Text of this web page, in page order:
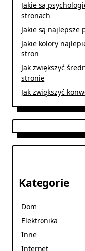
Jakie są
stronach
Jakie są najlepsze
Jakie kolory
stron
Jak zwiększyć
stronie
Jak zwiększyć
Kategorie
Dom
Elektronika
Inne
Internet